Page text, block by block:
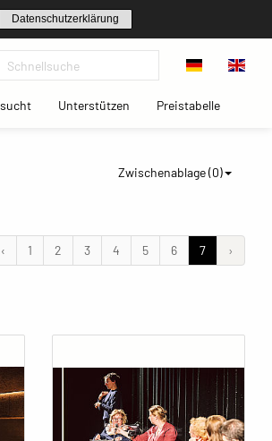
Datenschutzerklärung
(current)Unterstützen(current)Preistabelle(current)
Zwischenablage (0)
‹ 1 2 3 4 5 6 7 ›